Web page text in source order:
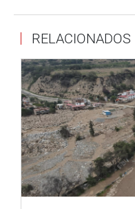
RELACIONADOS